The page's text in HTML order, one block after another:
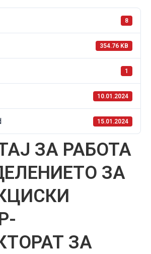
8
354.76 KB
1
10.01.2024
15.01.2024
ЗА РАБОТА
ЗА
ЗА